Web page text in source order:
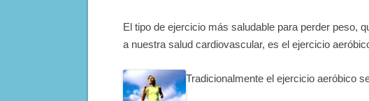
El tipo de ejercicio más saludable para perder peso,
a nuestra salud cardiovascular, es el ejercicio
Tradicionalmente el ejercicio aeróbico